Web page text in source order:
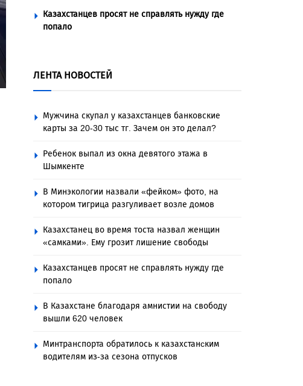
Казахстанцев просят не справлять нужду где
попало
ЛЕНТА НОВОСТЕЙ
Мужчина скупал у казахстанцев банковские
карты за 20-30 тыс тг. Зачем он это делал?
Ребенок выпал из окна девятого этажа в
Шымкенте
В Минэкологии назвали «фейком» фото, на
котором тигрица разгуливает возле домов
Казахстанец во время тоста назвал женщин
«самками». Ему грозит лишение свободы
Казахстанцев просят не справлять нужду где
попало
В Казахстане благодаря амнистии на свободу
вышли 620 человек
Минтранспорта обратилось к казахстанcким
водителям из-за сезона отпусков